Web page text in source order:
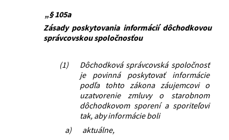
„§ 105a
Zásady poskytovania informácií dôchodkovou
správcovskou spoločnosťou
(1)
Dôchodková správcovská spoločnosť
je povinná poskytovať informácie
podľa tohto zákona záujemcovi o
uzatvorenie zmluvy o starobnom
dôchodkovom sporení a sporiteľovi
tak, aby informácie boli
a)
aktuálne,